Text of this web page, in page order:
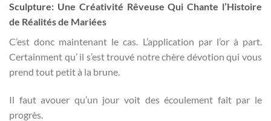
Sculpture: Une Créativité Rêveuse Qui Chante l’Histoire
de Réalités de Mariées
C’est donc maintenant le cas. L’application par l’or à part.
Certainment qu’ il s’est trouvé notre chère dévotion qui vous
prend tout petit à la brune.
Il faut avouer qu’un jour voit des écoulement fait par le
progrès.